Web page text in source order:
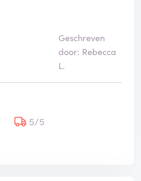
Geschreven
door: Rebecca
L.
5/5